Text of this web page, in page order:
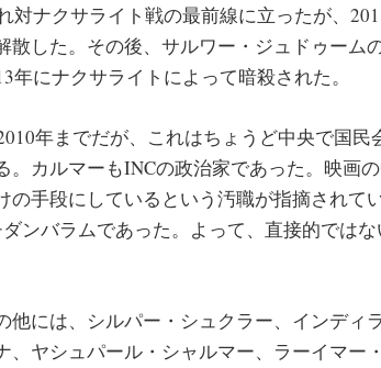
対ナクサライト戦の最前線に立ったが、
散した。その後、サルワー・ジュドゥーム
年にナクサライトによって暗殺された。
年までだが、これはちょうど中央で国民
。カルマーもINCの政治家であった。映画
の手段にしているという汚職が指摘されて
ンバラムであった。よって、直接的では
には、シルパー・シュクラー、インディ
、ヤシュパール・シャルマー、ラーイマー